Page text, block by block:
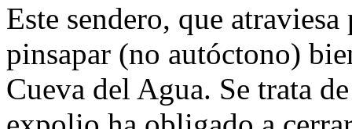
Este sendero, que
pinsapar (no autóctono)
Cueva del Agua. Se trata